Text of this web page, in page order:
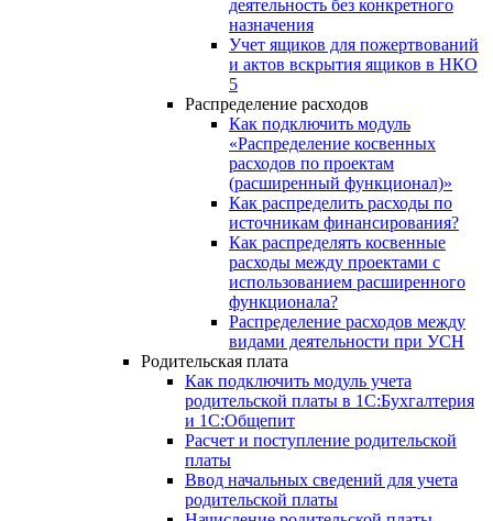
деятельность без конкретного
назначения
Учет ящиков для пожертвований
и актов вскрытия ящиков в НКО
5
Распределение расходов
Как подключить модуль
«Распределение косвенных
расходов по проектам
(расширенный функционал)»
Как распределить расходы по
источникам финансирования?
Как распределять косвенные
расходы между проектами с
использованием расширенного
функционала?
Распределение расходов между
видами деятельности при УСН
Родительская плата
Как подключить модуль учета
родительской платы в 1С:Бухгалтерия
и 1С:Общепит
Расчет и поступление родительской
платы
Ввод начальных сведений для учета
родительской платы